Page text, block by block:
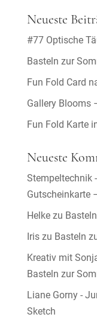
Neueste
#77 Optische
Basteln zur
Fun Fold Card
Gallery Blooms
Fun Fold Karte
Neueste
Stempeltechnik
Gutscheinkarte
Helkezu
Iriszu Basteln
Kreativ mit
Basteln zur
Liane Gorny -
Sketch